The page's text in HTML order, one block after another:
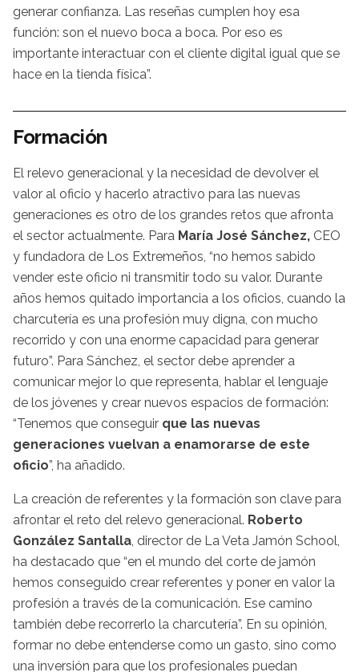
generar confianza. Las reseñas cumplen hoy esa
función: son el nuevo boca a boca. Por eso es
importante interactuar con el cliente digital igual que se
hace en la tienda física”.
Formación
El relevo generacional y la necesidad de devolver el
valor al oficio y hacerlo atractivo para las nuevas
generaciones es otro de los grandes retos que afronta
el sector actualmente. Para María José Sánchez, CEO
y fundadora de Los Extremeños, “no hemos sabido
vender este oficio ni transmitir todo su valor. Durante
años hemos quitado importancia a los oficios, cuando la
charcutería es una profesión muy digna, con mucho
recorrido y con una enorme capacidad para generar
futuro”. Para Sánchez, el sector debe aprender a
comunicar mejor lo que representa, hablar el lenguaje
de los jóvenes y crear nuevos espacios de formación:
“Tenemos que conseguir que las nuevas
generaciones vuelvan a enamorarse de este
oficio”, ha añadido.
La creación de referentes y la formación son clave para
afrontar el reto del relevo generacional. Roberto
González Santalla, director de La Veta Jamón School,
ha destacado que “en el mundo del corte de jamón
hemos conseguido crear referentes y poner en valor la
profesión a través de la comunicación. Ese camino
también debe recorrerlo la charcutería”. En su opinión,
formar no debe entenderse como un gasto, sino como
una inversión para que los profesionales puedan